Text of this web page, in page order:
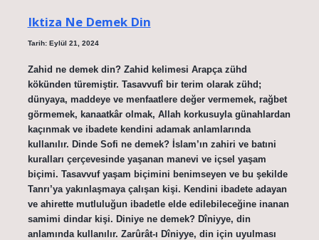
Iktiza Ne Demek Din
Tarih: Eylül 21, 2024
Zahid ne demek din? Zahid kelimesi Arapça zühd
kökünden türemiştir. Tasavvufî bir terim olarak zühd;
dünyaya, maddeye ve menfaatlere değer vermemek, rağbet
görmemek, kanaatkâr olmak, Allah korkusuyla günahlardan
kaçınmak ve ibadete kendini adamak anlamlarında
kullanılır. Dinde Sofi ne demek? İslam’ın zahiri ve batıni
kuralları çerçevesinde yaşanan manevi ve içsel yaşam
biçimi. Tasavvuf yaşam biçimini benimseyen ve bu şekilde
Tanrı’ya yakınlaşmaya çalışan kişi. Kendini ibadete adayan
ve ahirette mutluluğun ibadetle elde edilebileceğine inanan
samimi dindar kişi. Diniye ne demek? Dîniyye, din
anlamında kullanılır. Zarûrât-ı Dîniyye, din için uyulması